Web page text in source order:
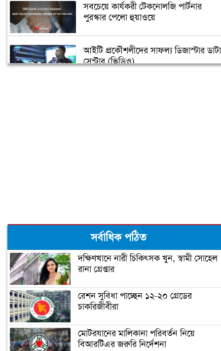
সবচেয়ে কার্যকরী টেকনোলজি পার্টনার
পুরস্কার পেলো হুয়াওয়ে
আইটি প্রকৌশলীদের সাফল্য ডিজাস্টার ডাটা
সেন্টার (ভিডিও)
বিশ্বসেরা বিজ্ঞানীর তালিকায় অধ্যাপক রঞ্জিত
জগদীশ চন্দ্র বসুই প্রমাণ করেছিলেন গাছের
মহাকাশে নাসার ড্রাগন
সর্বাধিক পঠিত
দক্ষিণখানে নারী চিকিৎসক খুন, স্বামী সোহেল
রানা গ্রেপ্তার
রেশন সুবিধা পাচ্ছেন ১২-২০ গ্রেডের
চাকরিজীবীরা
মোটরযানের মালিকানা পরিবর্তন নিয়ে
বিআরটিএর জরুরি নির্দেশনা